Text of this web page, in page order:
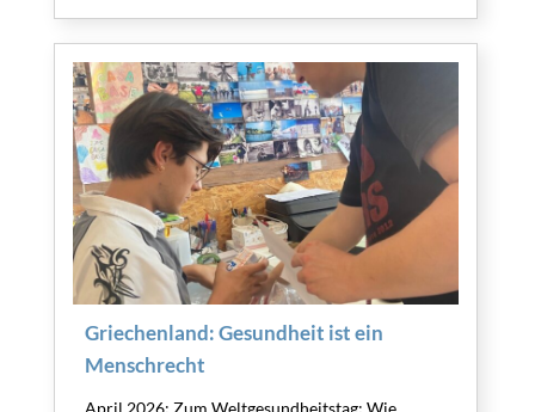
Griechenland: Gesundheit ist ein
Menschrecht
April 2026: Zum Weltgesundheitstag: Wie